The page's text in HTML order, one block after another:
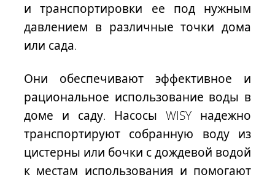
и транспортировки ее под нужным
давлением в различные точки дома
или сада.
Они обеспечивают эффективное и
рациональное использование воды в
доме и саду. Насосы WISY надежно
транспортируют собранную воду из
цистерны или бочки с дождевой водой
к местам использования и помогают